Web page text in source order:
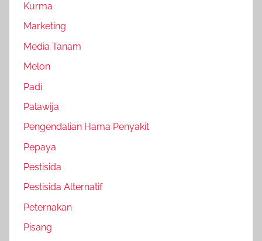
Kurma
Marketing
Media Tanam
Melon
Padi
Palawija
Pengendalian Hama Penyakit
Pepaya
Pestisida
Pestisida Alternatif
Peternakan
Pisang